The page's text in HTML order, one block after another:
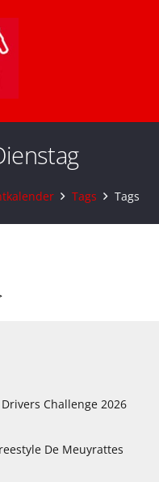
Tags Tags
Challenge 2026
De Meuyrattes